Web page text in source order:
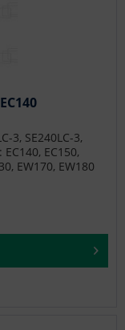
3, SE240LC-3,
EC140, EC150,
EW170, EW180